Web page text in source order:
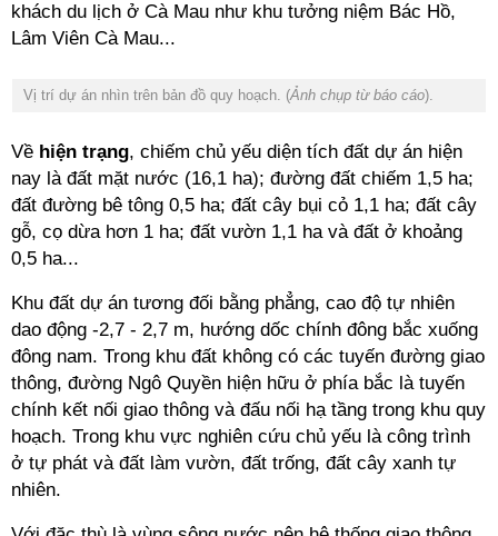
khách du lịch ở Cà Mau như khu tưởng niệm Bác Hồ,
Lâm Viên Cà Mau...
Vị trí dự án nhìn trên bản đồ quy hoạch. (Ảnh chụp từ báo cáo).
Về hiện trạng, chiếm chủ yếu diện tích đất dự án hiện
nay là đất mặt nước (16,1 ha); đường đất chiếm 1,5 ha;
đất đường bê tông 0,5 ha; đất cây bụi cỏ 1,1 ha; đất cây
gỗ, cọ dừa hơn 1 ha; đất vườn 1,1 ha và đất ở khoảng
0,5 ha...
Khu đất dự án tương đối bằng phẳng, cao độ tự nhiên
dao động -2,7 - 2,7 m, hướng dốc chính đông bắc xuống
đông nam. Trong khu đất không có các tuyến đường giao
thông, đường Ngô Quyền hiện hữu ở phía bắc là tuyến
chính kết nối giao thông và đấu nối hạ tầng trong khu quy
hoạch. Trong khu vực nghiên cứu chủ yếu là công trình
ở tự phát và đất làm vườn, đất trống, đất cây xanh tự
nhiên.